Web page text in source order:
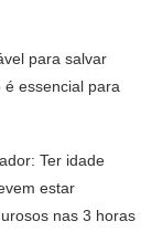
para salvar
essencial para
Ter idade
estar
nas 3 horas